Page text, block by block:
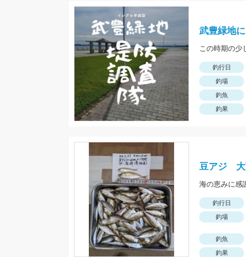
武豊緑地
釣行日
釣場
釣魚
釣果
豆アジ 大
釣行日
釣場
釣魚
釣果